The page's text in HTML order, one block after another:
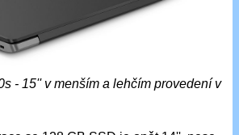
- 15'' v menším a lehčím provedení v